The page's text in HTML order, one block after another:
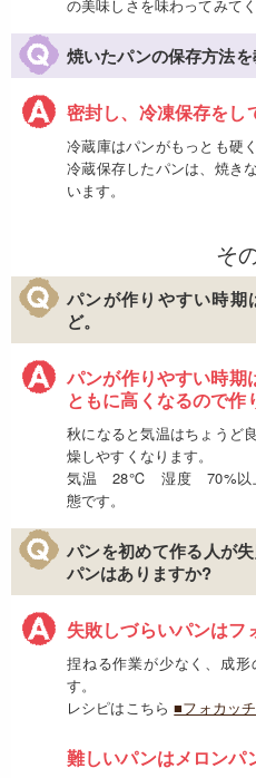
の美味しさを味わってみてく
焼いたパンの保存方法を
密封し、冷凍保存をし
冷蔵庫はパンがもっとも硬
冷蔵保存したパンは、焼き
います。
そ
パンが作りやすい時
ど。
パンが作りやすい時期
ともに高くなるので作
秋になると気温はちょうど
燥しやすくなります。
気温 28℃ 湿度 70%以
態です。
パンを初めて作る人が
パンはありますか?
失敗しづらいパンはフ
捏ねる作業が少なく、成
す。
レシピはこちら■フォカッ
難しいパンはメロンパ